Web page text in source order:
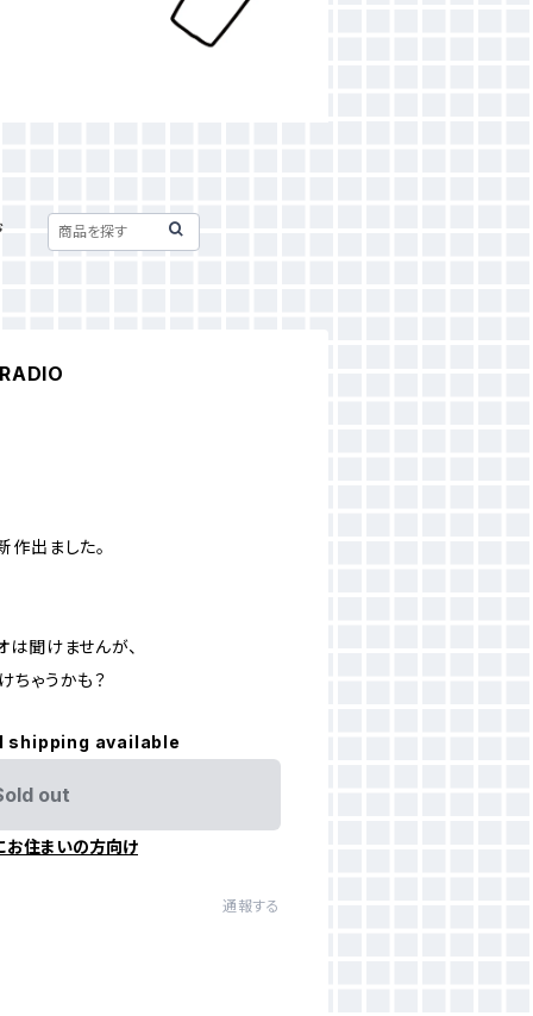
作出ました。
聞けませんが、
ちゃうかも？
shipping available
out
お住まいの方向け
通報する